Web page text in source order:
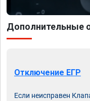
Дополнительные
Отключение ЕГР
Если неисправен